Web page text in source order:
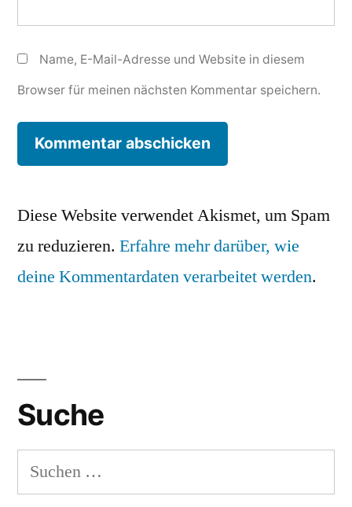
Name, E-Mail-Adresse und Website in diesem
Browser für meinen nächsten Kommentar speichern.
Diese Website verwendet Akismet, um Spam
zu reduzieren. Erfahre mehr darüber, wie
deine Kommentardaten verarbeitet werden.
Suche
Suchen
nach: